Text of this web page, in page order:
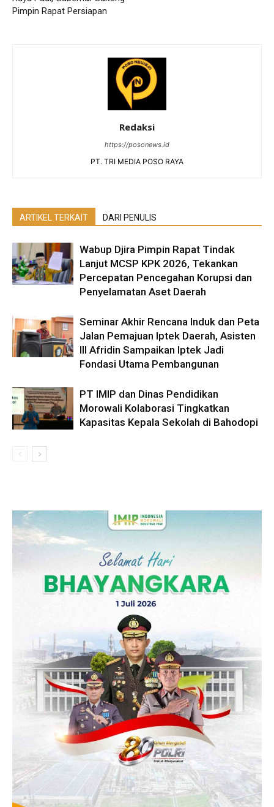
Pimpin Rapat Persiapan
Redaksi
https://posonews.id
PT. TRI MEDIA POSO RAYA
ARTIKEL TERKAIT DARI PENULIS
Wabup Djira Pimpin Rapat Tindak
Lanjut MCSP KPK 2026, Tekankan
Percepatan Pencegahan Korupsi dan
Penyelamatan Aset Daerah
Seminar Akhir Rencana Induk dan Peta
Jalan Pemajuan Iptek Daerah, Asisten
III Afridin Sampaikan Iptek Jadi
Fondasi Utama Pembangunan
PT IMIP dan Dinas Pendidikan
Morowali Kolaborasi Tingkatkan
Kapasitas Kepala Sekolah di Bahodopi